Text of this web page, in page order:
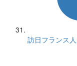
訪日フランス